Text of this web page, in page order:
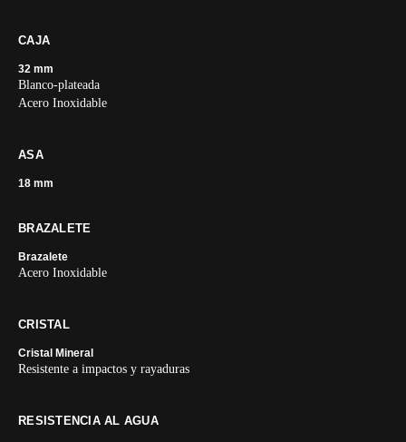
CAJA
32 mm
Blanco-plateada
Acero Inoxidable
ASA
18 mm
BRAZALETE
Brazalete
Acero Inoxidable
CRISTAL
Cristal Mineral
Resistente a impactos y rayaduras
RESISTENCIA AL AGUA